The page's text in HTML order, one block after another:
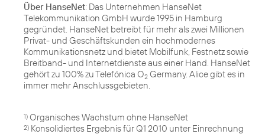
Über HanseNet: Das Unternehmen HanseNet
Telekommunikation GmbH wurde 1995 in Hamburg
gegründet. HanseNet betreibt für mehr als zwei Millionen
Privat- und Geschäftskunden ein hochmodernes
Kommunikationsnetz und bietet Mobilfunk, Festnetz sowie
Breitband- und Internetdienste aus einer Hand. HanseNet
gehört zu 100% zu Telefónica O2 Germany. Alice gibt es in
immer mehr Anschlussgebieten.
1)
2) Konsolidiertes Ergebnis für Q1 2010 unter Einrechnung